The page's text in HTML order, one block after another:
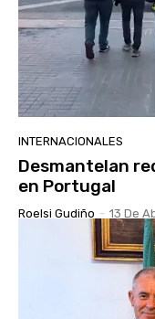
INTERNACIONALES
Desmantelan
en Portugal
Roelsi Gudiño - 13 De